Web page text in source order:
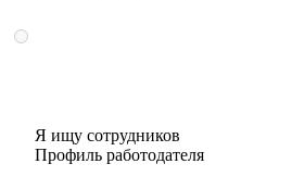
Я ищу сотрудников
Профиль работодателя